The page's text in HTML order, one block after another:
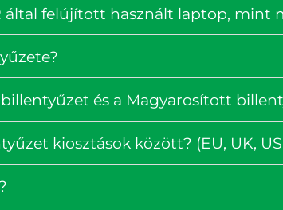
által felújított használt laptop, mint
és a Magyarosított
kiosztások között? (EU, UK,